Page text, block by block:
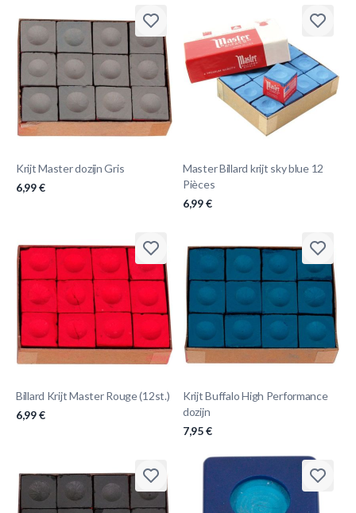
Krijt Master dozijn Gris
6,99 €
Master Billard krijt sky blue 12
Pièces
6,99 €
Billard Krijt Master Rouge (12st.)
6,99 €
Krijt Buffalo High Performance
dozijn
7,95 €